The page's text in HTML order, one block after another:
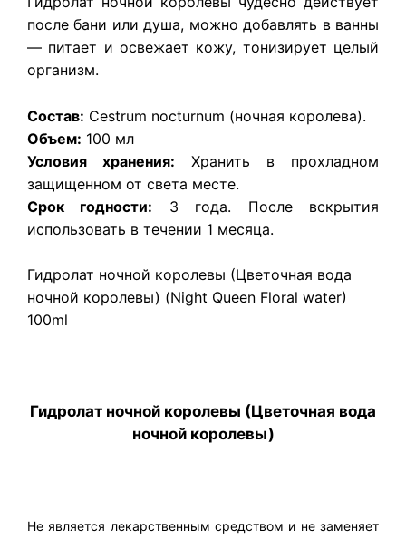
после бани или душа, можно добавлять в ванны
— питает и освежает кожу, тонизирует целый
организм.
Состав: Cestrum nocturnum (ночная королева).
Объем: 100 мл
Условия хранения: Хранить в прохладном
защищенном от света месте.
Срок годности: 3 года. После вскрытия
использовать в течении 1 месяца.
Гидролат ночной королевы (Цветочная вода
ночной королевы) (Night Queen Floral water)
100ml
Гидролат ночной королевы (Цветочная вода
ночной королевы)
Не является лекарственным средством и не заменяет